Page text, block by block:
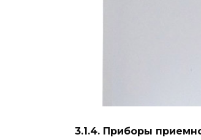
3.1.4. Приборы